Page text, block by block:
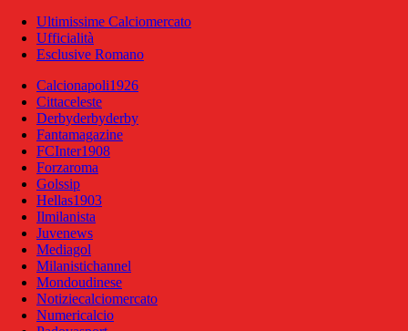
Ultimissime Calciomercato
Ufficialità
Esclusive Romano
Calcionapoli1926
Cittaceleste
Derbyderbyderby
Fantamagazine
FCInter1908
Forzaroma
Golssip
Hellas1903
Ilmilanista
Juvenews
Mediagol
Milanistichannel
Mondoudinese
Notiziecalciomercato
Numericalcio